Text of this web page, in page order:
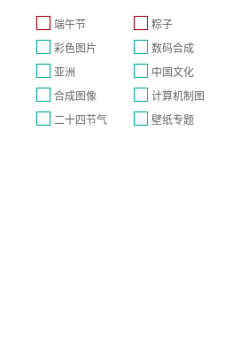
端午节
粽子
彩色图片
数码合成
亚洲
中国文化
合成图像
计算机制图
二十四节气
壁纸专题